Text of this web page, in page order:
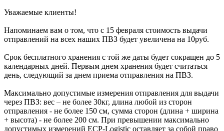
Уважаемые клиенты!
Напоминаем вам о том, что с 15 февраля стоимость выдачи
отправлений на всех наших ПВЗ будет увеличена на 10руб.
Срок бесплатного хранения с той же даты будет сокращен до 5
календарных дней. Первым днем хранения будет считаться
день, следующий за днем приема отправления на ПВЗ.
Максимально допустимые измерения отправления для выдачи
через ПВЗ: вес – не более 30кг, длина любой из сторон
отправления - не более 150 см, сумма сторон (длина + ширина
+ высота) - не более 200 см. При превышении максимально
допустимых измерений ECP-Logistic оставляет за собой право